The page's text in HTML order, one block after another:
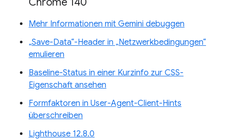
Mehr Informationen mit Gemini debuggen
„Save-Data“-Header in „Netzwerkbedingungen“
emulieren
Baseline-Status in einer Kurzinfo zur CSS-
Eigenschaft ansehen
Formfaktoren in User-Agent-Client-Hints
überschreiben
Lighthouse 12.8.0